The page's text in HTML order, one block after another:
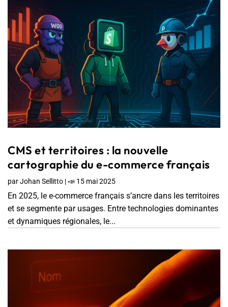
CMS et territoires : la nouvelle
cartographie du e-commerce français
parJohan Sellitto |📣 15 mai 2025
En 2025, le e-commerce français s’ancre dans les territoires
et se segmente par usages. Entre technologies dominantes
et dynamiques régionales, le...